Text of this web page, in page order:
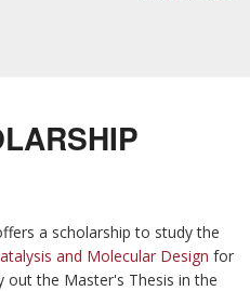
a scholarship to study the
and Molecular Design for
out the Master's Thesis in the